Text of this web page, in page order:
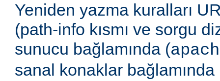
Yeniden yazma kuralları
(path-info kısmı ve sorgu
sunucu bağlamında (
sanal konaklar bağlamında